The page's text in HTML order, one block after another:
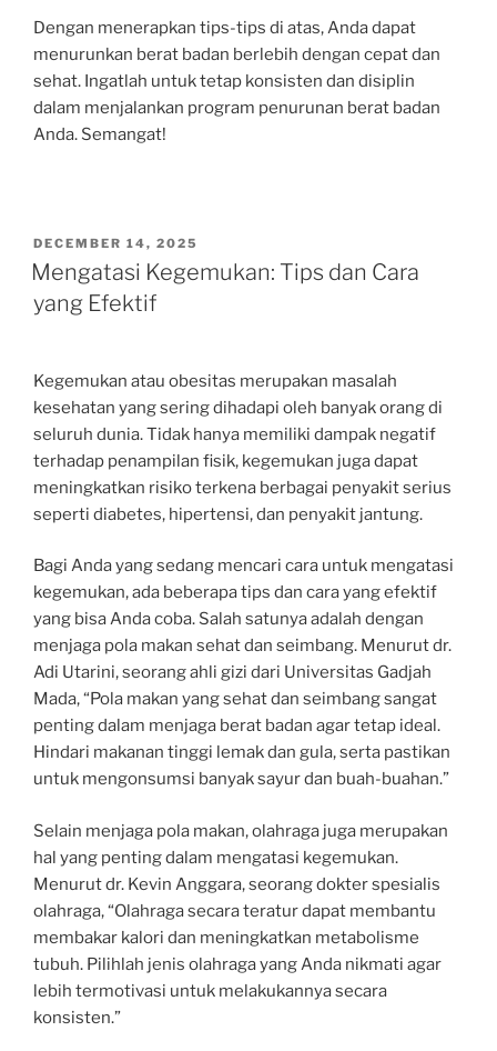
Dengan menerapkan tips-tips di atas, Anda dapat
menurunkan berat badan berlebih dengan cepat dan
sehat. Ingatlah untuk tetap konsisten dan disiplin
dalam menjalankan program penurunan berat badan
Anda. Semangat!
POSTED
ON
DECEMBER 14, 2025
Mengatasi Kegemukan: Tips dan Cara
yang Efektif
Kegemukan atau obesitas merupakan masalah
kesehatan yang sering dihadapi oleh banyak orang di
seluruh dunia. Tidak hanya memiliki dampak negatif
terhadap penampilan fisik, kegemukan juga dapat
meningkatkan risiko terkena berbagai penyakit serius
seperti diabetes, hipertensi, dan penyakit jantung.
Bagi Anda yang sedang mencari cara untuk mengatasi
kegemukan, ada beberapa tips dan cara yang efektif
yang bisa Anda coba. Salah satunya adalah dengan
menjaga pola makan sehat dan seimbang. Menurut dr.
Adi Utarini, seorang ahli gizi dari Universitas Gadjah
Mada, “Pola makan yang sehat dan seimbang sangat
penting dalam menjaga berat badan agar tetap ideal.
Hindari makanan tinggi lemak dan gula, serta pastikan
untuk mengonsumsi banyak sayur dan buah-buahan.”
Selain menjaga pola makan, olahraga juga merupakan
hal yang penting dalam mengatasi kegemukan.
Menurut dr. Kevin Anggara, seorang dokter spesialis
olahraga, “Olahraga secara teratur dapat membantu
membakar kalori dan meningkatkan metabolisme
tubuh. Pilihlah jenis olahraga yang Anda nikmati agar
lebih termotivasi untuk melakukannya secara
konsisten.”